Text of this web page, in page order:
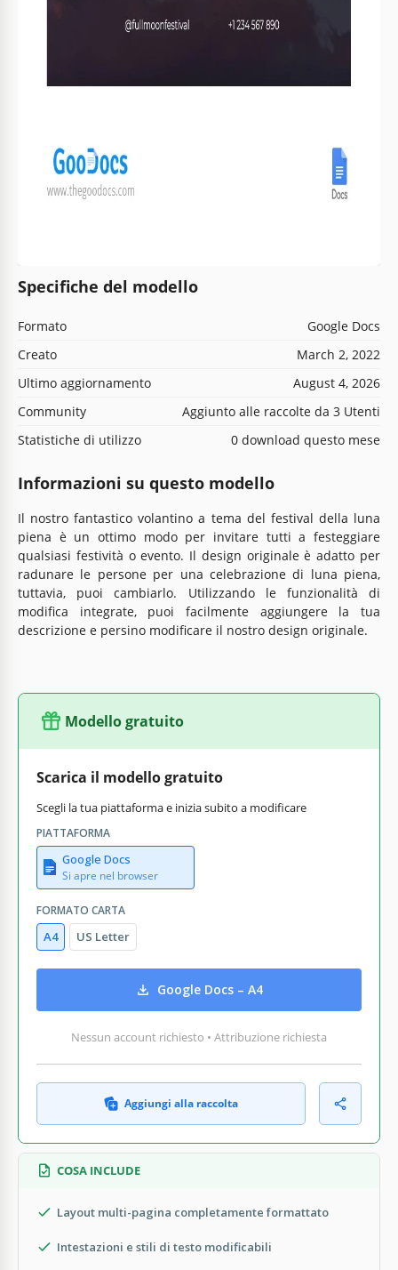
Specifiche del modello
Formato
Google Docs
Creato
March 2, 2022
Ultimo aggiornamento
August 4, 2026
Community
Aggiunto alle raccolte da 3 Utenti
Statistiche di utilizzo
0 download questo mese
Informazioni su questo modello
Il nostro fantastico volantino a tema del festival della luna
piena è un ottimo modo per invitare tutti a festeggiare
qualsiasi festività o evento. Il design originale è adatto per
radunare le persone per una celebrazione di luna piena,
tuttavia, puoi cambiarlo. Utilizzando le funzionalità di
modifica integrate, puoi facilmente aggiungere la tua
descrizione e persino modificare il nostro design originale.
Modello gratuito
Scarica il modello gratuito
Scegli la tua piattaforma e inizia subito a modificare
PIATTAFORMA
Google Docs
Si apre nel browser
FORMATO CARTA
A4 US Letter
Google Docs – A4
Nessun account richiesto • Attribuzione richiesta
Aggiungi alla raccolta
COSA INCLUDE
Layout multi-pagina completamente formattato
Intestazioni e stili di testo modificabili